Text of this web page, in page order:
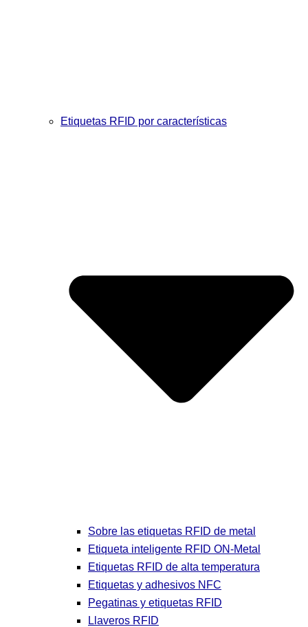
Etiquetas RFID por características
Sobre las etiquetas RFID de metal
Etiqueta inteligente RFID ON-Metal
Etiquetas RFID de alta temperatura
Etiquetas y adhesivos NFC
Pegatinas y etiquetas RFID
Llaveros RFID